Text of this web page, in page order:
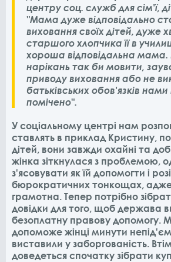
центру соц. служб для сім'ї,
"Мама дуже відповідально
виховання своїх дітей, дуже
старшого хлопчика її в
хороша відповідальна мама.
нарікань так би мовити,
приводу виховання або не
батьківських обов'язків
помічено".
У соціальному центрі нам
ставлять в приклад Кристину,
дітей, вони завжди охайні та
жінка зіткнулася з проблемою,
з'ясовувати як їй допомогти і
бюрократичних тонкощах,
грамотна. Тепер потрібно
довідки для того, щоб держава
безоплатну правову допомогу.
допоможе жінці минути
виставили у заборгованість.
доведеться спочатку зібрати